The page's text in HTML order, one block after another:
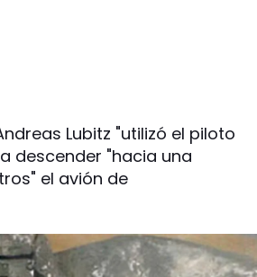
Lubitz "utilizó el piloto
descender "hacia una
el avión de